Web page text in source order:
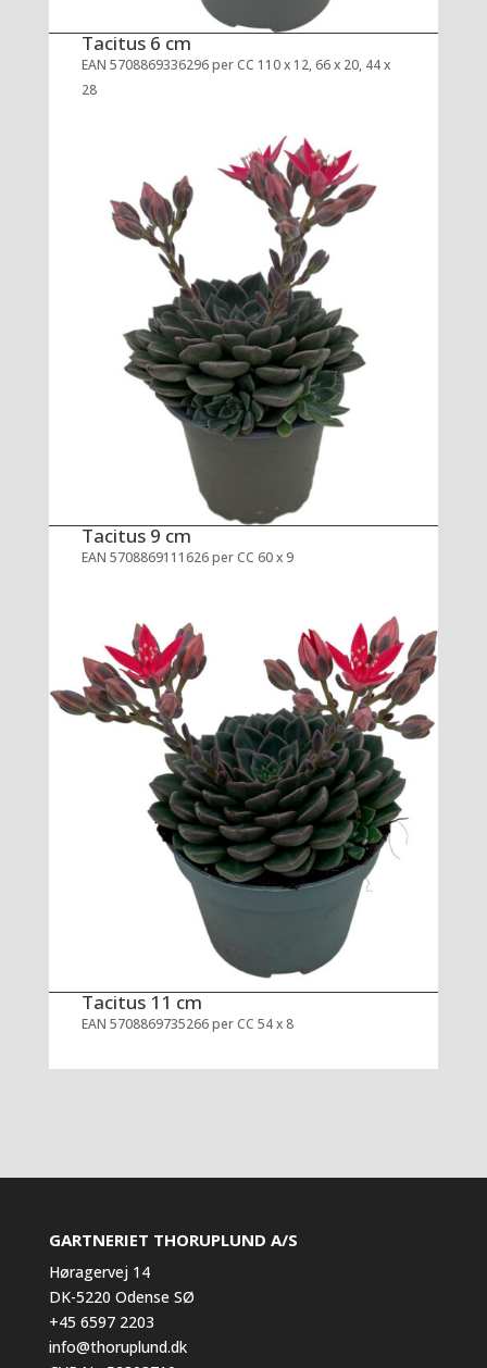
Tacitus 6 cm
EAN 5708869336296 per CC 110 x 12, 66 x 20, 44 x
28
Tacitus 9 cm
EAN 5708869111626 per CC 60 x 9
Tacitus 11 cm
EAN 5708869735266 per CC 54 x 8
GARTNERIET THORUPLUND A/S
Høragervej 14
DK-5220 Odense SØ
+45 6597 2203
info@thoruplund.dk